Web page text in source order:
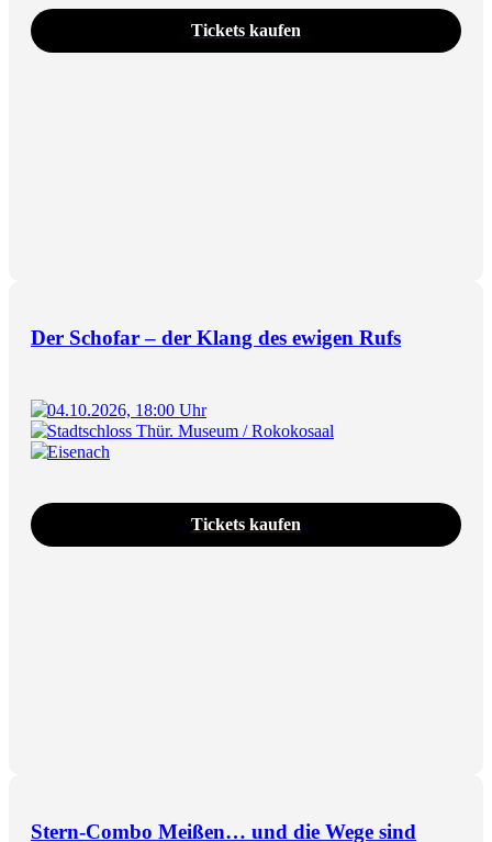
Tickets kaufen
Der Schofar – der Klang des ewigen Rufs
04.10.2026, 18:00 Uhr
Stadtschloss Thür. Museum / Rokokosaal
Eisenach
Tickets kaufen
Stern-Combo Meißen… und die Wege sind